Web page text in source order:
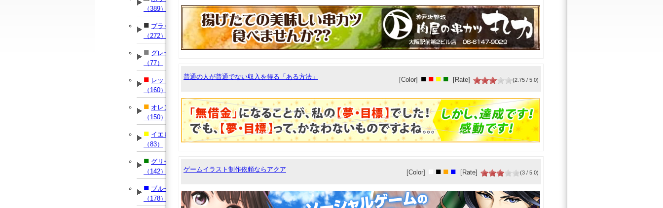
（389）
■ ブラック
（272）
■ グレー
（77）
■ レッド
（160）
■ オレンジ
（150）
■ イエロー
（83）
■ グリーン
（142）
■ ブルー
（178）
普通の人が普通でない収入を得る「ある方法」 [Color] ■ ■ ■ ■ [Rate] (2.75 / 5.0)
ゲームイラスト制作依頼ならアクア [Color] ■ ■ ■ [Rate] (3 / 5.0)